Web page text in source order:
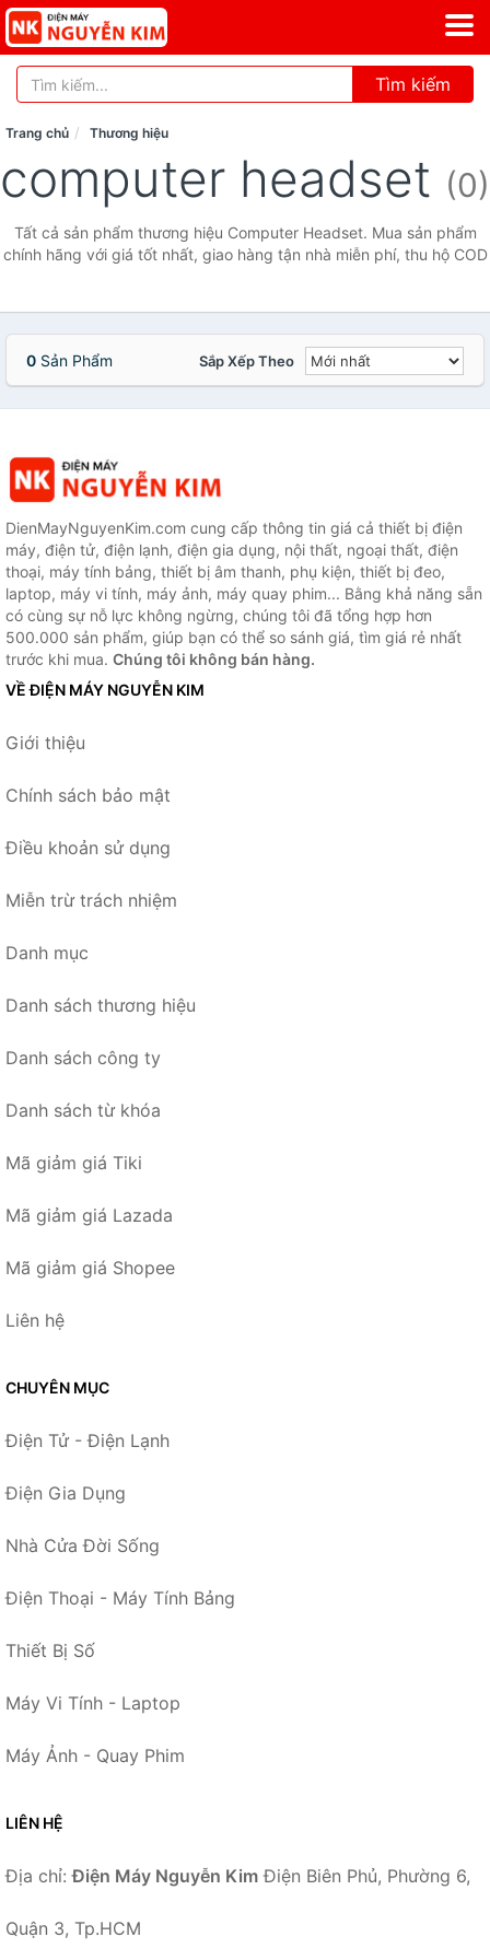
Tìm kiếm
Trang chủ Thương hiệu
computer headset (0)
Tất cả sản phẩm thương hiệu Computer Headset. Mua sản phẩm
chính hãng với giá tốt nhất, giao hàng tận nhà miễn phí, thu hộ COD
0 Sản Phẩm Sắp Xếp Theo
DienMayNguyenKim.com cung cấp thông tin giá cả thiết bị điện
máy, điện tử, điện lạnh, điện gia dụng, nội thất, ngoại thất, điện
thoại, máy tính bảng, thiết bị âm thanh, phụ kiện, thiết bị đeo,
laptop, máy vi tính, máy ảnh, máy quay phim... Bằng khả năng sẵn
có cùng sự nỗ lực không ngừng, chúng tôi đã tổng hợp hơn
500.000 sản phẩm, giúp bạn có thể so sánh giá, tìm giá rẻ nhất
trước khi mua. Chúng tôi không bán hàng.
VỀ ĐIỆN MÁY NGUYỄN KIM
Giới thiệu
Chính sách bảo mật
Điều khoản sử dụng
Miễn trừ trách nhiệm
Danh mục
Danh sách thương hiệu
Danh sách công ty
Danh sách từ khóa
Mã giảm giá Tiki
Mã giảm giá Lazada
Mã giảm giá Shopee
Liên hệ
CHUYÊN MỤC
Điện Tử - Điện Lạnh
Điện Gia Dụng
Nhà Cửa Đời Sống
Điện Thoại - Máy Tính Bảng
Thiết Bị Số
Máy Vi Tính - Laptop
Máy Ảnh - Quay Phim
LIÊN HỆ
Địa chỉ:Điện Máy Nguyễn Kim Điện Biên Phủ, Phường 6,
Quận 3, Tp.HCM